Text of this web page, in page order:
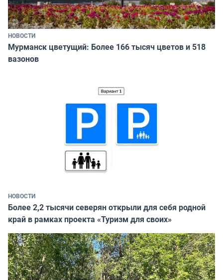
НОВОСТИ
Мурманск цветущий: Более 166 тысяч цветов и 518
вазонов
НОВОСТИ
Более 2,2 тысячи северян открыли для себя родной
край в рамках проекта «Туризм для своих»